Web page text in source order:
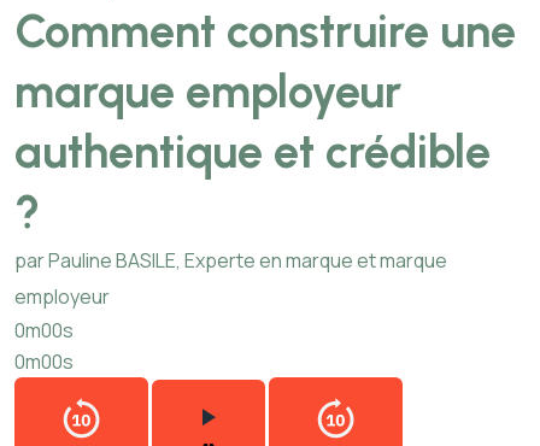
Comment construire une
marque employeur
authentique et crédible
?
par Pauline BASILE, Experte en marque et marque
employeur
0m00s
0m00s